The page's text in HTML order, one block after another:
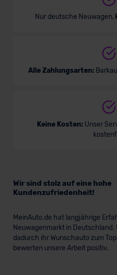
Nur deutsche Neuwagen,
Alle Zahlungsarten:
Keine Kosten: Unser
Wir sind stolz auf eine hohe
Kundenzufriedenheit!
MeinAuto.de hat langjährige
Neuwagenmarkt in Deutschland.
dadurch ihr Wunschauto zum
bewerten unsere Arbeit positiv.